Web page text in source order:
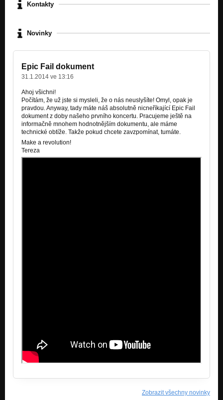
Kontakty
Novinky
Epic Fail dokument
31.1.2014 ve 13:16
Ahoj všichni!
Počítám, že už jste si mysleli, že o nás neuslyšíte! Omyl, opak je
pravdou. Anyway, tady máte náš absolutně nicneříkající Epic Fail
dokument z doby našeho prvního koncertu. Pracujeme ještě na
informačně mnohem hodnotnějším dokumentu, ale máme
technické obtíže. Takže pokud chcete zavzpomínat, tumáte.
Make a revolution!
Tereza
Zobrazit všechny novinky